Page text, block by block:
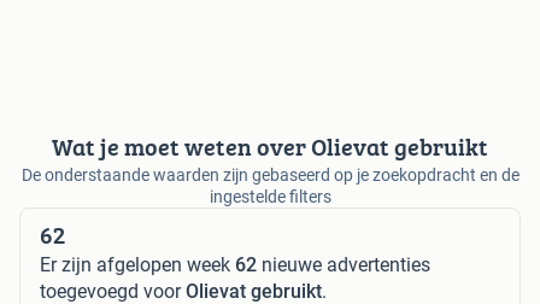
Wat je moet weten over Olievat gebruikt
De onderstaande waarden zijn gebaseerd op je zoekopdracht en de
ingestelde filters
62
Er zijn afgelopen week 62 nieuwe advertenties
toegevoegd voorOlievat gebruikt.